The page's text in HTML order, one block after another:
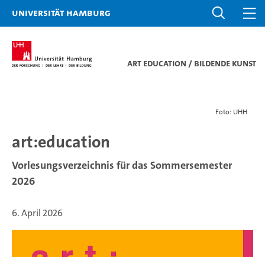
Universität Hamburg
ART EDUCATION / Bildende Kunst
Foto: UHH
art:education
Vorlesungsverzeichnis für das Sommersemester
2026
6. April 2026